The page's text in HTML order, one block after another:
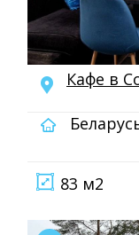
Кафе в
83 м2